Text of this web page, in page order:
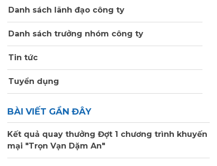
Danh sách lãnh đạo công ty
Danh sách trưởng nhóm công ty
Tin tức
Tuyển dụng
BÀI VIẾT GẦN ĐÂY
Kết quả quay thưởng Đợt 1 chương trình khuyến
mại "Trọn Vạn Dặm An"